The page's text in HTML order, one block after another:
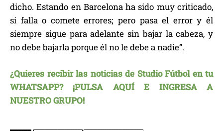
dicho. Estando en Barcelona ha sido muy criticado,
si falla o comete errores; pero pasa el error y él
siempre sigue para adelante sin bajar la cabeza, y
no debe bajarla porque él no le debe a nadie”.
¿Quieres recibir las noticias de Studio Fútbol en tu
WHATSAPP? ¡PULSA AQUÍ E INGRESA A
NUESTRO GRUPO!